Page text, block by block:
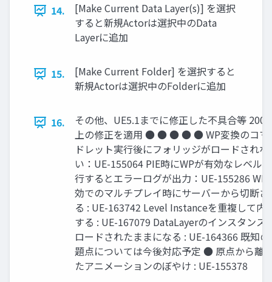
14.
[Make Current Data Layer(s)] を選択
すると新規Actorは選択中のData
Layerに追加
15.
[Make Current Folder] を選択すると
新規Actorは選択中のFolderに追加
16.
その他、UE5.1までに修正した不具合等 200
上の修正を適用 ● ● ● ● ● WP変換のコマ
ドレット実行後にフォリッジがロードされな
い：UE-155064 PIE時にWPが有効なレベル
行するとエラーログが出力：UE-155286 WP
効でのマルチプレイ時にサーバーから切断さ
る : UE-163742 Level Instanceを重複して内
する : UE-167079 DataLayerのインスタンス
ロードされたままになる : UE-164366 既知
題点については今後対応予定 ● 原点から離
たアニメーションのぼやけ : UE-155378